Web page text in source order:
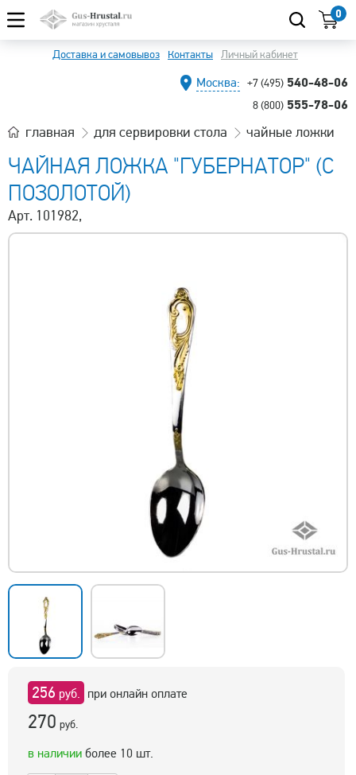
0
Доставка и самовывоз Контакты Личный кабинет
Москва: +7 (495) 540-48-06
8 (800) 555-78-06
главная для сервировки стола чайные ложки
ЧАЙНАЯ ЛОЖКА "ГУБЕРНАТОР" (С
ПОЗОЛОТОЙ)
Арт. 101982,
256 руб. при онлайн оплате
270 руб.
в наличии более 10 шт.